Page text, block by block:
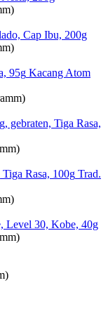
Cap Ibu, 200g
Kacang Atom
gebraten, Tiga Rasa,
Trad.
Level 30, Kobe, 40g